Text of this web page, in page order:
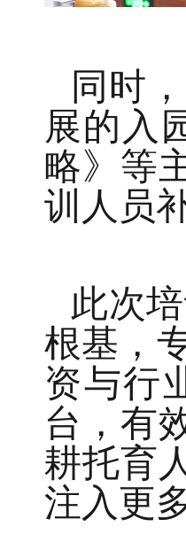
同时
展的入
略》等
训人员
此次
根基，
资与行
台，有
耕托育
注入更